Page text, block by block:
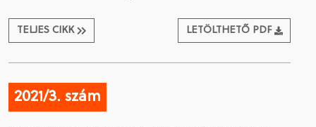
TELJES CIKK LETÖLTHETŐ PDF
2021/3. szám